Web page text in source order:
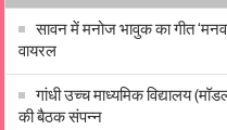
सावन में मनोज भावुक का गीत
वायरल
गांधी उच्च माध्यमिक विद्यालय
की बैठक संपन्न